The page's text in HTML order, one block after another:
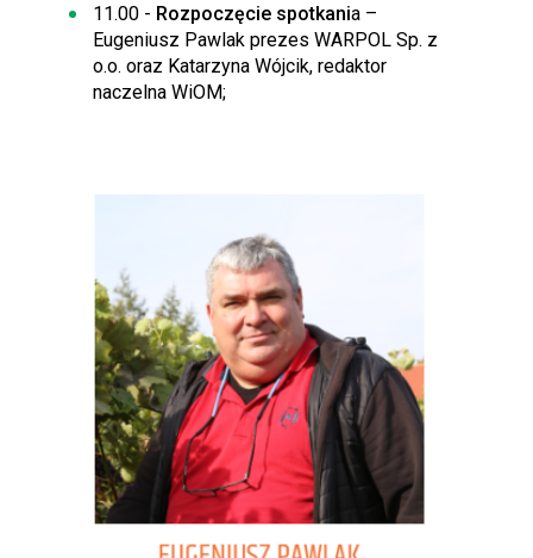
11.00 - Rozpoczęcie spotkania –
Eugeniusz Pawlak prezes WARPOL Sp. z
o.o. oraz Katarzyna Wójcik, redaktor
naczelna WiOM;